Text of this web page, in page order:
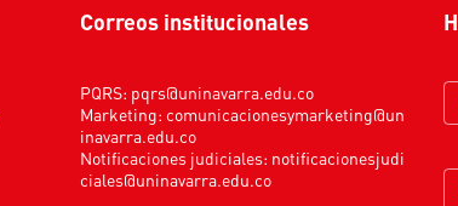
Correos institucionales
PQRS: pqrs@uninavarra.edu.co
Marketing: comunicacionesymarketing@un
inavarra.edu.co
Notificaciones judiciales: notificacionesjudi
ciales@uninavarra.edu.co